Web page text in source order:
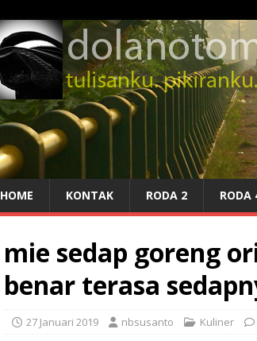
HOME KONTAK RODA 2 RODA
mie sedap goreng
benar terasa
27 Januari 2019 nbsusanto Kuliner